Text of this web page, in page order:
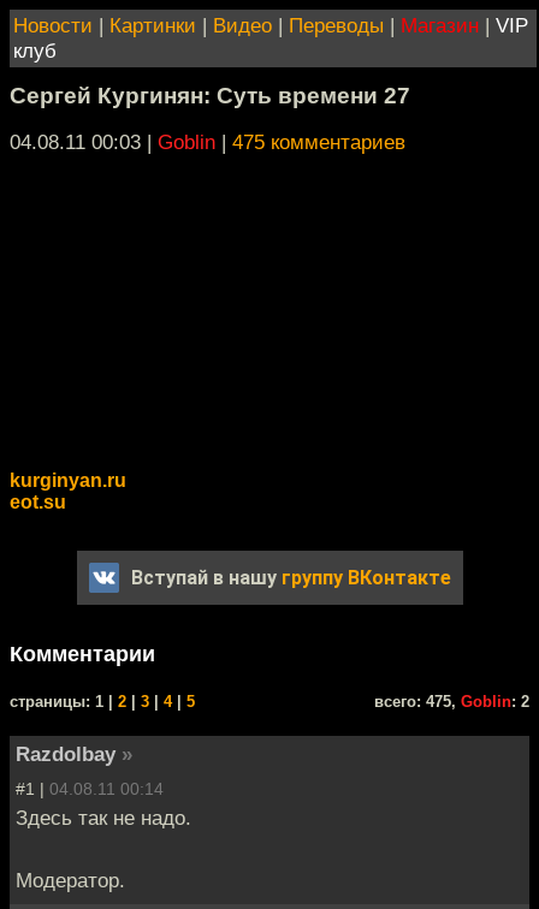
Новости | Картинки | Видео | Переводы | Магазин | VIP
клуб
Сергей Кургинян: Суть времени 27
04.08.11 00:03 | Goblin | 475 комментариев
kurginyan.ru
eot.su
Вступай в нашу группу ВКонтакте
Комментарии
cтраницы: 1 | 2 3 4| 5 всего: 475, Goblin: 2
Razdolbay »
#1 | 04.08.11 00:14
Здесь так не надо.
Модератор.